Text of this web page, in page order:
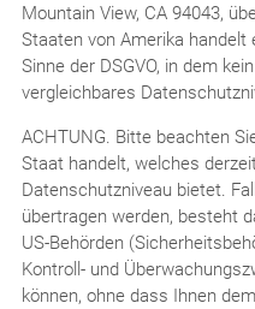
Mountain View, CA 94043,
Staaten von Amerika
Sinne der DSGVO, in dem
vergleichbares
ACHTUNG. Bitte beachten
Staat handelt, welches
Datenschutzniveau bietet.
übertragen werden, besteht
US-Behörden
Kontroll- und
können, ohne dass Ihnen